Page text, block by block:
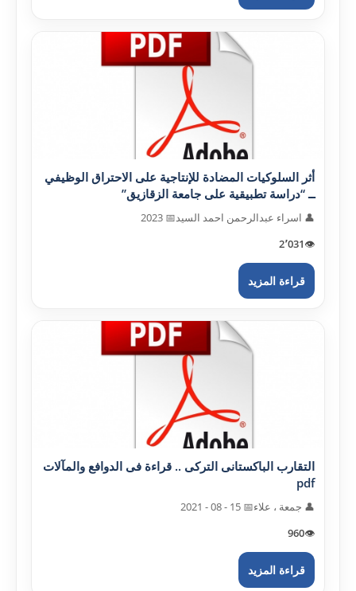
أثر السلوکيات المضادة للإنتاجية على الاحتراق الوظيفي
ــ “دراسة تطبيقية على جامعة الزقازيق”
👤 اسراء عبدالرحمن احمد السيد📅 2023
👁️2٬031
قراءة المزيد
التقارب الباکستانى الترکى .. قراءة فى الدوافع والمآلات
pdf
👤 جمعة ، علاء📅 15 - 08 - 2021
👁️
960
قراءة المزيد